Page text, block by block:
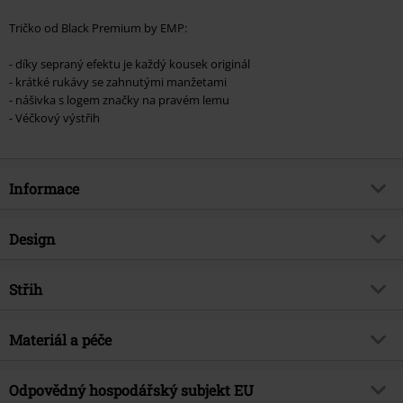
Tričko od Black Premium by EMP:
- díky sepraný efektu je každý kousek originál
- krátké rukávy se zahnutými manžetami
- nášivka s logem značky na pravém lemu
- Véčkový výstřih
Informace
Zboží č.
Brand
Téma produktů
Basics, Street oblečení, Festival
Datum vydání
8/26/19
Design
Typ výrobku
Spůsob praní
Detaily
Vintage, Nášivka, Originální
Střih
Střih/vrchní díl
Materiál a péče
Vrchní materiál
100% bavlna
Odpovědný hospodářský subjekt EU